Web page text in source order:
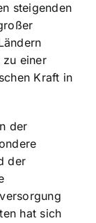
steigenden
einer
Kraft in
der
der
hat sich